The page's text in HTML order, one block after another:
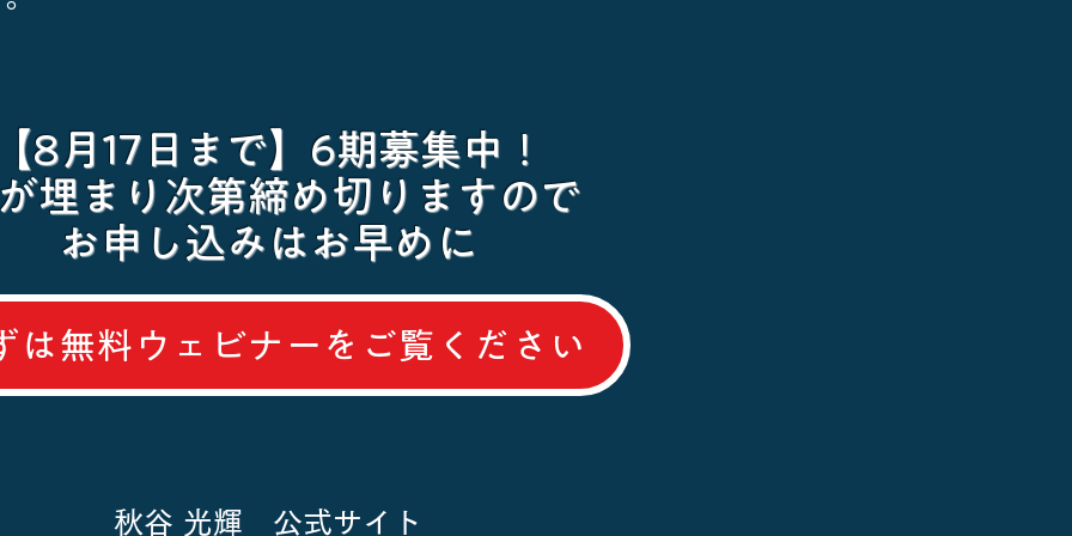
8月17日まで】6期募集中！
埋まり次第締め切りますので
お申し込みはお早めに
は無料ウェビナーをご覧ください
秋谷 光輝 公式サイト